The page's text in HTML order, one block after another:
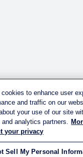
个人信息的保护方针
使用须知
cookies to enhance user
and traffic on our
your use of our site
analytics partners.
your privacy
Sell My Personal